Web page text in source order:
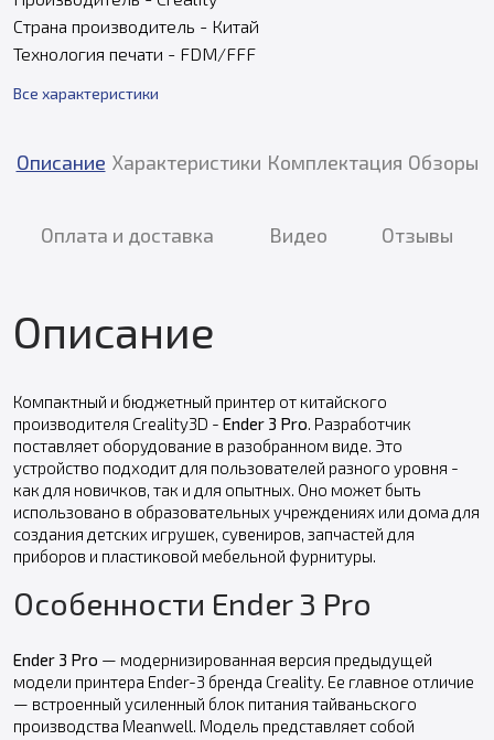
Страна производитель - Китай
Технология печати - FDM/FFF
Все характеристики
Описание Характеристики Комплектация Обзоры
Оплата и доставка Видео Отзывы
Описание
Компактный и бюджетный принтер от китайского
производителя Creality3D - Ender 3 Pro . Разработчик
поставляет оборудование в разобранном виде. Это
устройство подходит для пользователей разного уровня -
как для новичков, так и для опытных. Оно может быть
использовано в образовательных учреждениях или дома для
создания детских игрушек, сувениров, запчастей для
приборов и пластиковой мебельной фурнитуры.
Особенности Ender 3 Pro
Ender 3 Pro — модернизированная версия предыдущей
модели принтера Ender-3 бренда Creality. Ее главное отличие
— встроенный усиленный блок питания тайваньского
производства Meanwell. Модель представляет собой